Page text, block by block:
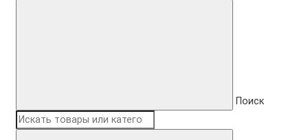
Поиск